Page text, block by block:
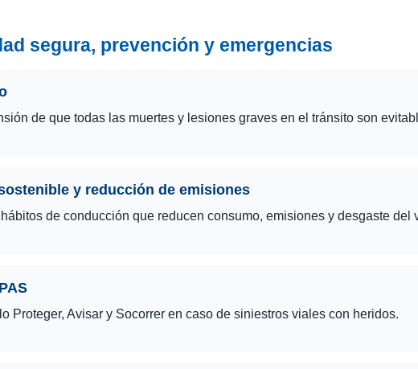
segura, prevención y emergencias
de que todas las muertes y lesiones graves en el tránsito son
y reducción de emisiones
de conducción que reducen consumo, emisiones y desgaste del
Proteger, Avisar y Socorrer en caso de siniestros viales con heridos.